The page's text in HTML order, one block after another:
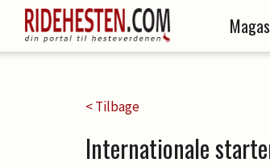
< Tilbage
Internationale